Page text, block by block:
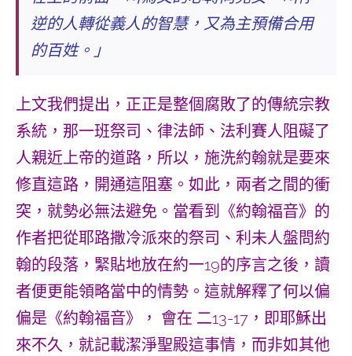
逆的人轉從義人的智慧，又為主預備合用
的百姓。」
上文我們提出，正正是整個腐敗了的傳統宗教
系統，那一班祭司、律法師、法利賽人阻礙了
人親近上帝的道路，所以，施洗約翰就是要來
修直這路，開通這阻塞。如此，兩者之間的衝
突，就勢必無法避免。當看到《約翰福音》的
作者把從耶路撒冷派來的祭司、利未人盤問約
翰的段落，緊貼地放在約一19的序言之後，讀
者便更能領略當中的情勢。這就解釋了何以偏
偏是《約翰福音》， 會在 二13-17，即耶穌出
來不久，就記載潔淨聖殿這事情，而非如其他